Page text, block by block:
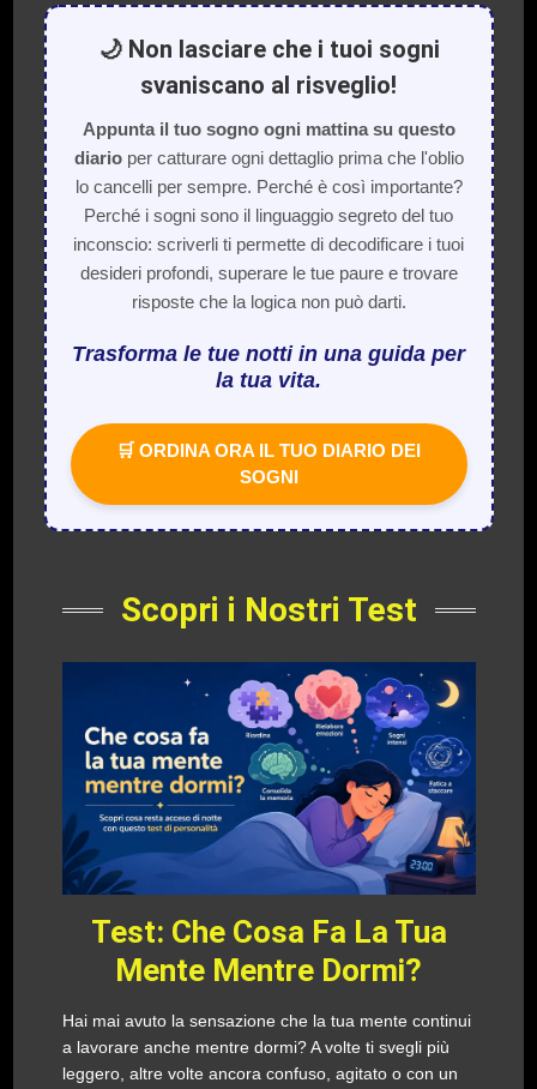
🌙 Non lasciare che i tuoi sogni
svaniscano al risveglio!
Appunta il tuo sogno ogni mattina su questo
diarioper catturare ogni dettaglio prima che l'oblio
lo cancelli per sempre. Perché è così importante?
Perché i sogni sono il linguaggio segreto del tuo
inconscio: scriverli ti permette di decodificare i tuoi
desideri profondi, superare le tue paure e trovare
risposte che la logica non può darti.
Trasforma le tue notti in una guida per
la tua vita.
🛒 ORDINA ORA IL TUO DIARIO DEI
SOGNI
Scopri i Nostri Test
Test: Che Cosa Fa La Tua
Mente Mentre Dormi?
Hai mai avuto la sensazione che la tua mente continui
a lavorare anche mentre dormi? A volte ti svegli più
leggero, altre volte ancora confuso, agitato o con un